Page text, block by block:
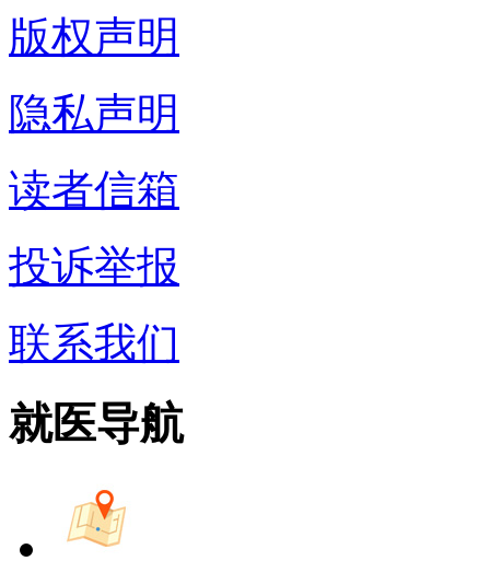
版权声明
隐私声明
读者信箱
投诉举报
联系我们
就医导航